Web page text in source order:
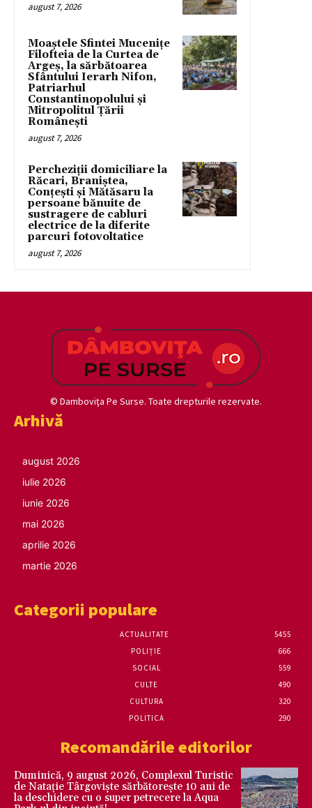
august 7, 2026
Moaștele Sfintei Mucenițe
Filofteia de la Curtea de
Argeș, la sărbătoarea
Sfântului Ierarh Nifon,
Patriarhul
Constantinopolului și
Mitropolitul Țării
Românești
august 7, 2026
Percheziții domiciliare la
Răcari, Braniștea,
Conțești și Mătăsaru la
persoane bănuite de
sustragere de cabluri
electrice de la diferite
parcuri fotovoltatice
august 7, 2026
© Damboviţa Pe Surse. Toate drepturile rezervate.
Arhivă
august 2026
iulie 2026
iunie 2026
mai 2026
aprilie 2026
martie 2026
Categorii populare
ACTUALITATE
5455
POLIȚIE
666
SOCIAL
559
CULTE
490
CULTURA
320
POLITICA
290
Recomandările editorilor
Duminică, 9 august 2026, Complexul Turistic
de Natație Târgoviște sărbătorește 10 ani de
la deschidere cu o super petrecere la Aqua